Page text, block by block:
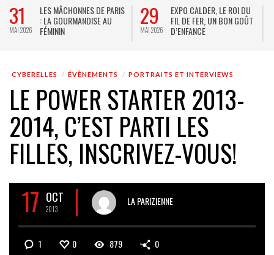
31
MAI 2026
LES MÂCHONNES DE PARIS
: LA GOURMANDISE AU
FÉMININ
29
MAI 2026
EXPO CALDER, LE ROI DU
FIL DE FER, UN BON GOÛT
D’ENFANCE
CYBERELLES ÉVÈNEMENTS PORTRAITS ET INTERVIEWS
LE POWER STARTER 2013-
2014, C’EST PARTI LES
FILLES, INSCRIVEZ-VOUS!
17 OCT
2013
LA PARIZIENNE
1 0 879 0